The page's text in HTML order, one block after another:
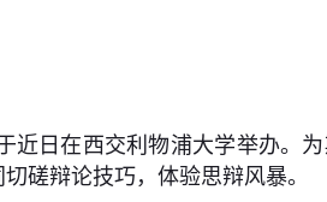
近日在西交利物浦大学举办。
磋辩论技巧，体验思辩风暴。